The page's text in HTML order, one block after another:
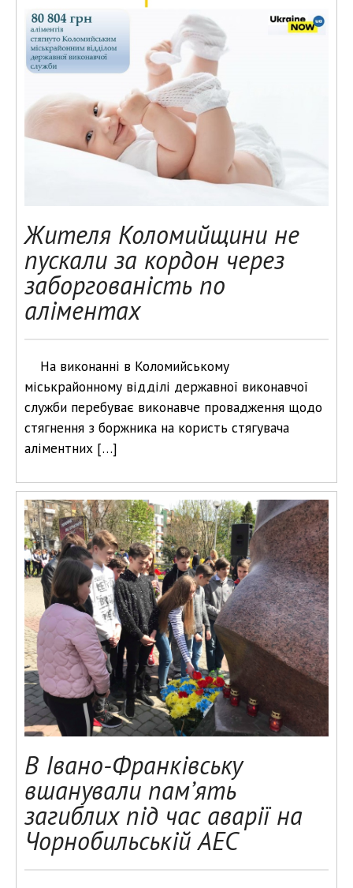
Жителя Коломийщини не
пускали за кордон через
заборгованість по
аліментах
На виконанні в Коломийському
міськрайонному відділі державної виконавчої
служби перебуває виконавче провадження щодо
стягнення з боржника на користь стягувача
аліментних […]
В Івано-Франківську
вшанували пам’ять
загиблих під час аварії на
Чорнобильській АЕС